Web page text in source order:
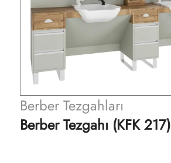
Berber Tezgahları
Berber Tezgahı (KFK 217)